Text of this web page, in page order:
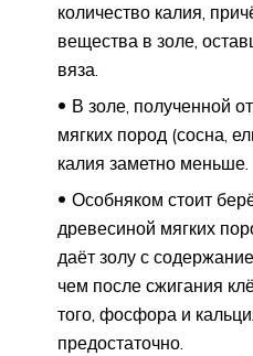
количество калия,
вещества в золе,
вяза.
В золе, полученной
мягких пород (сосна,
калия заметно меньше.
Особняком стоит
древесиной мягких
даёт золу с
чем после сжигания
того, фосфора и
предостаточно.